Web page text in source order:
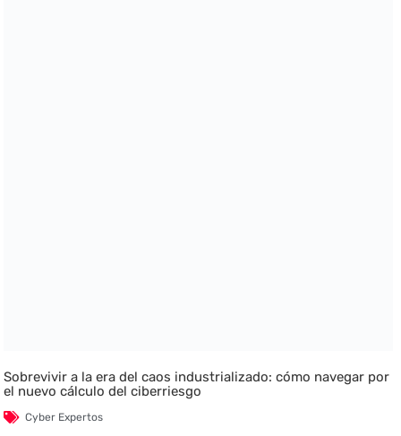
Sobrevivir a la era del caos industrializado: cómo navegar por
el nuevo cálculo del ciberriesgo
Cyber Expertos